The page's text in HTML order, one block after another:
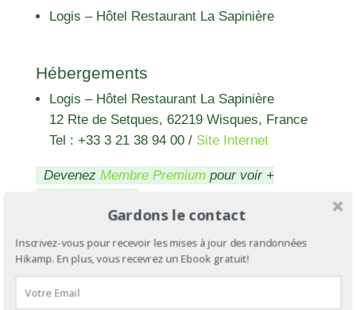
Logis – Hôtel Restaurant La Sapinière
Hébergements
Logis – Hôtel Restaurant La Sapinière
12 Rte de Setques, 62219 Wisques, France
Tel : +33 3 21 38 94 00/ Site Internet
Devenez Membre Premiumpour voir +
d'hébergements
Gardons le contact
Inscrivez-vous pour recevoir les mises à jour des randonnées
Hikamp. En plus, vous recevrez un Ebook gratuit!